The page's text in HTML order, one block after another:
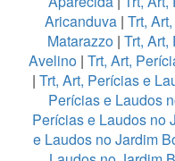
Aricanduva| Trt,
Matarazzo | Trt,
Avelino| Trt, Art,
| Trt, Art, Perícias e
Perícias e Laudos
Perícias e Laudos no
e Laudos no Jardim